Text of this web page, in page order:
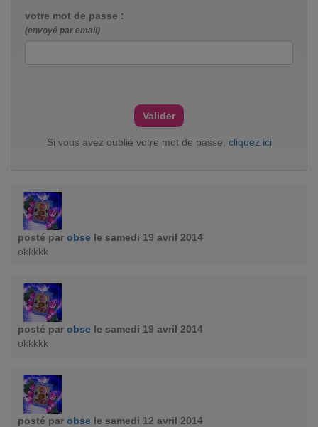
votre mot de passe :
(envoyé par email)
Si vous avez oublié votre mot de passe, cliquez ici
posté par obse le samedi 19 avril 2014
okkkkk
posté par obse le samedi 19 avril 2014
okkkkk
posté par obse le samedi 12 avril 2014